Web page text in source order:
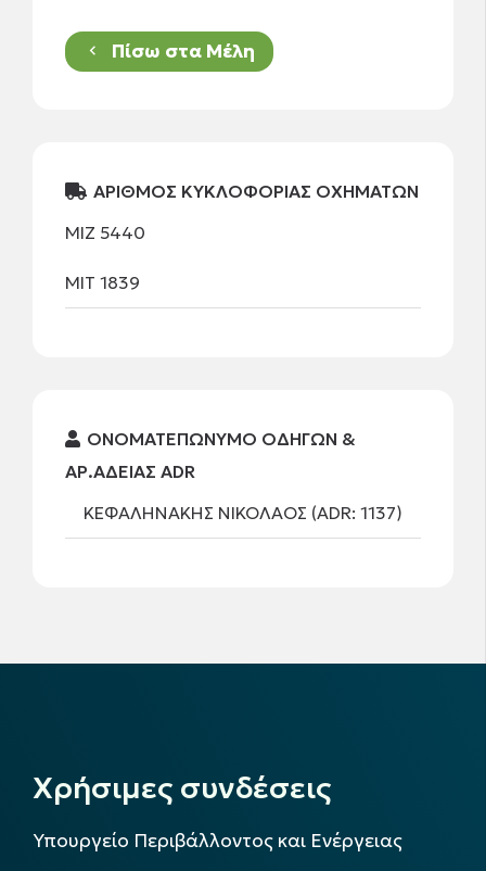
keyboard_arrow_left Πίσω στα Μέλη
ΑΡΙΘΜΟΣ ΚΥΚΛΟΦΟΡΙΑΣ ΟΧΗΜΑΤΩΝ
ΜΙΖ 5440
ΜΙΤ 1839
ΟΝΟΜΑΤΕΠΩΝΥΜΟ ΟΔΗΓΩΝ &
ΑΡ.ΑΔΕΙΑΣ ADR
ΚΕΦΑΛΗΝΑΚΗΣ ΝΙΚΟΛΑΟΣ (ADR: 1137)
Χρήσιμες συνδέσεις
Υπουργείο Περιβάλλοντος και Ενέργειας